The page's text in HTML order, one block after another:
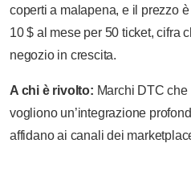
coperti a malapena, e il prezzo
10 $ al mese per 50 ticket, cifra
negozio in crescita.
A chi è rivolto: Marchi DTC
vogliono un’integrazione
affidano ai canali dei